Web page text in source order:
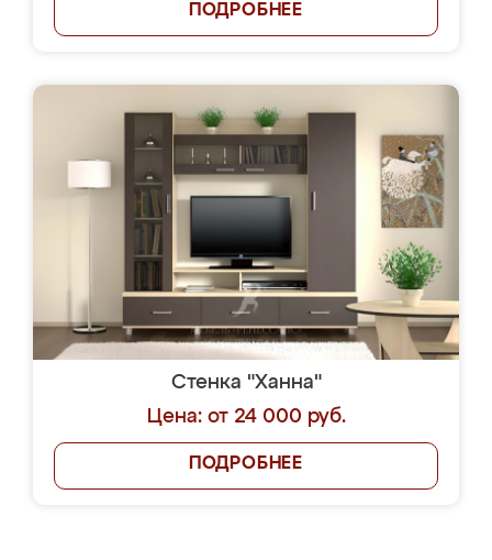
ПОДРОБНЕЕ
Стенка "Ханна"
Цена: от 24 000 руб.
ПОДРОБНЕЕ